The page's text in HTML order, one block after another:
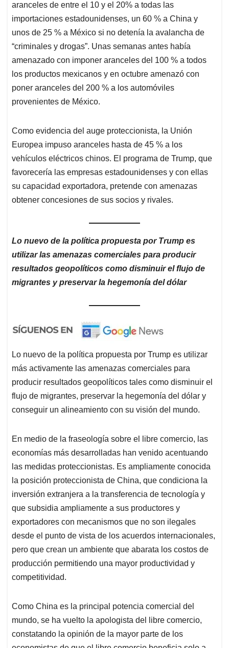
aranceles de entre el 10 y el 20% a todas las
importaciones estadounidenses, un 60 % a China y
unos de 25 % a México si no detenía la avalancha de
“criminales y drogas”. Unas semanas antes había
amenazado con imponer aranceles del 100 % a todos
los productos mexicanos y en octubre amenazó con
poner aranceles del 200 % a los automóviles
provenientes de México.
Como evidencia del auge proteccionista, la Unión
Europea impuso aranceles hasta de 45 % a los
vehículos eléctricos chinos. El programa de Trump, que
favorecería las empresas estadounidenses y con ellas
su capacidad exportadora, pretende con amenazas
obtener concesiones de sus socios y rivales.
Lo nuevo de la política propuesta por Trump es
utilizar las amenazas comerciales para producir
resultados geopolíticos como disminuir el flujo de
migrantes y preservar la hegemonía del dólar
Lo nuevo de la política propuesta por Trump es utilizar
más activamente las amenazas comerciales para
producir resultados geopolíticos tales como disminuir el
flujo de migrantes, preservar la hegemonía del dólar y
conseguir un alineamiento con su visión del mundo.
En medio de la fraseología sobre el libre comercio, las
economías más desarrolladas han venido acentuando
las medidas proteccionistas. Es ampliamente conocida
la posición proteccionista de China, que condiciona la
inversión extranjera a la transferencia de tecnología y
que subsidia ampliamente a sus productores y
exportadores con mecanismos que no son ilegales
desde el punto de vista de los acuerdos internacionales,
pero que crean un ambiente que abarata los costos de
producción permitiendo una mayor productividad y
competitividad.
Como China es la principal potencia comercial del
mundo, se ha vuelto la apologista del libre comercio,
constatando la opinión de la mayor parte de los